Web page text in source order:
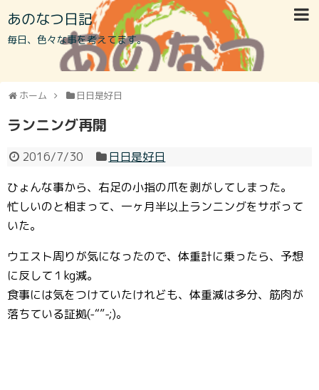
あのなつ日記
毎日、色々な事を考えてます。
ホーム 日日是好日
ランニング再開
2016/7/30
日日是好日
ひょんな事から、右足の小指の爪を剥がしてしまった。
忙しいのと相まって、一ヶ月半以上ランニングをサボって
いた。
ウエスト周りが気になったので、体重計に乗ったら、予想
に反して１kg減。
食事には気をつけていたけれども、体重減は多分、筋肉が
落ちている証拠(-“”-;)。